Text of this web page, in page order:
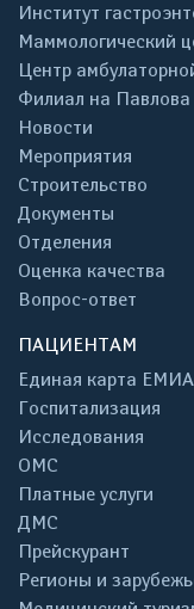
Институт
Маммологический
Центр
Филиал на Павлова
Новости
Мероприятия
Строительство
Документы
Отделения
Оценка качества
Вопрос-ответ
ПАЦИЕНТАМ
Единая карта
Госпитализация
Исследования
ОМС
Платные услуги
ДМС
Прейскурант
Регионы и